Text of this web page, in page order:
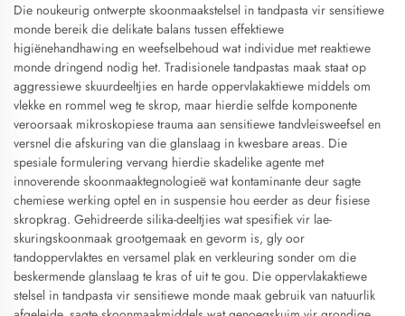
Die noukeurig ontwerpte skoonmaakstelsel in tandpasta vir sensitiewe
monde bereik die delikate balans tussen effektiewe
higiënehandhawing en weefselbehoud wat individue met reaktiewe
monde dringend nodig het. Tradisionele tandpastas maak staat op
aggressiewe skuurdeeltjies en harde oppervlakaktiewe middels om
vlekke en rommel weg te skrop, maar hierdie selfde komponente
veroorsaak mikroskopiese trauma aan sensitiewe tandvleisweefsel en
versnel die afskuring van die glanslaag in kwesbare areas. Die
spesiale formulering vervang hierdie skadelike agente met
innoverende skoonmaaktegnologieë wat kontaminante deur sagte
chemiese werking optel en in suspensie hou eerder as deur fisiese
skropkrag. Gehidreerde silika-deeltjies wat spesifiek vir lae-
skuringskoonmaak grootgemaak en gevorm is, gly oor
tandoppervlaktes en versamel plak en verkleuring sonder om die
beskermende glanslaag te kras of uit te gou. Die oppervlakaktiewe
stelsel in tandpasta vir sensitiewe monde maak gebruik van natuurlik